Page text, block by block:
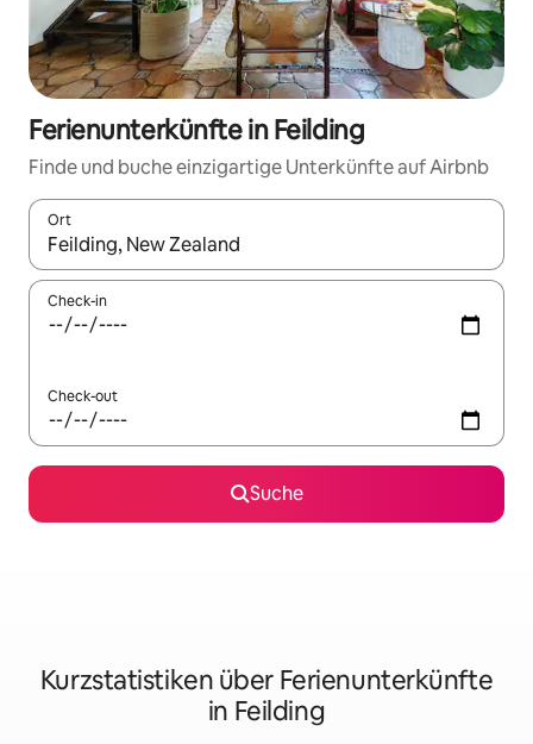
Ferienunterkünfte in Feilding
Finde und buche einzigartige Unterkünfte auf Airbnb
Ort
Wenn Ergebnisse verfügbar sind, navigiere mit den
Check-in
Check-out
Suche
Kurzstatistiken über Ferienunterkünfte
in Feilding